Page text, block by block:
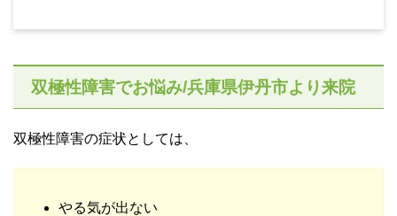
双極性障害でお悩み/兵庫県伊丹市より来院
双極性障害の症状としては、
やる気が出ない